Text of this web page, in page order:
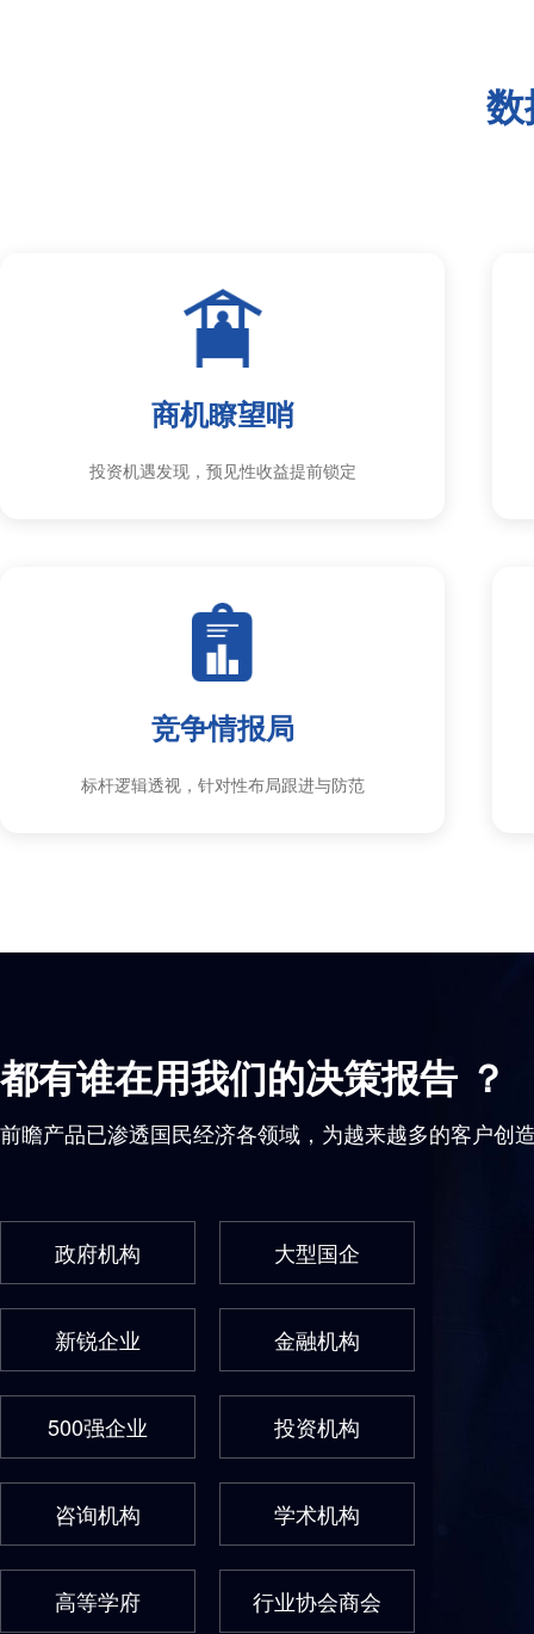
商机瞭望哨
投资机遇发现，预见性收益提前锁定
竞争情报局
标杆逻辑透视，针对性布局跟进与防范
都有谁在用我们的决策报告 ？
前瞻产品已渗透国民经济各领域，为越来越多的客户创
政府机构 大型国企
新锐企业 金融机构
500强企业 投资机构
咨询机构 学术机构
高等学府 行业协会商会